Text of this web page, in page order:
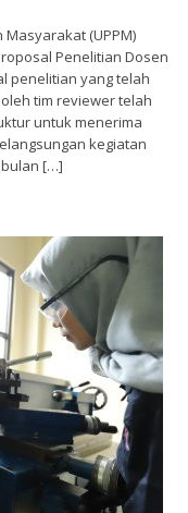
(UPPM)
Penelitian Dosen
penelitian yang telah
tim reviewer telah
untuk menerima
kegiatan
[…]